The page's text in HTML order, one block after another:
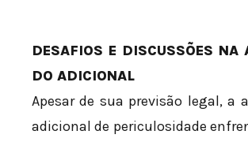
DESAFIOS E DISCUSSÕES NA
DO ADICIONAL
Apesar de sua previsão legal, a
adicional de periculosidade